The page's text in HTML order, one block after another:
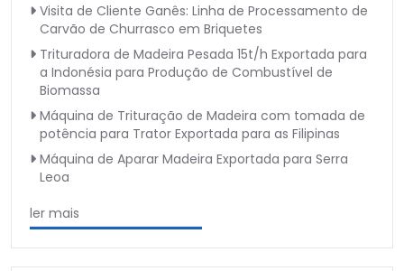
Visita de Cliente Ganês: Linha de Processamento de
Carvão de Churrasco em Briquetes
Trituradora de Madeira Pesada 15t/h Exportada para
a Indonésia para Produção de Combustível de
Biomassa
Máquina de Trituração de Madeira com tomada de
potência para Trator Exportada para as Filipinas
Máquina de Aparar Madeira Exportada para Serra
Leoa
ler mais